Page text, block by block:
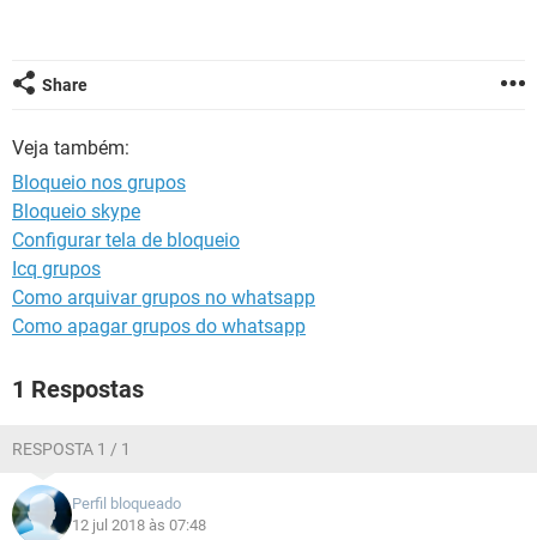
GUIA DE COMPRAS
Share
Veja também:
Bloqueio nos grupos
Bloqueio skype
Configurar tela de bloqueio
Icq grupos
Como arquivar grupos no whatsapp
Como apagar grupos do whatsapp
1 Respostas
RESPOSTA 1 / 1
Perfil bloqueado
12 jul 2018 às 07:48